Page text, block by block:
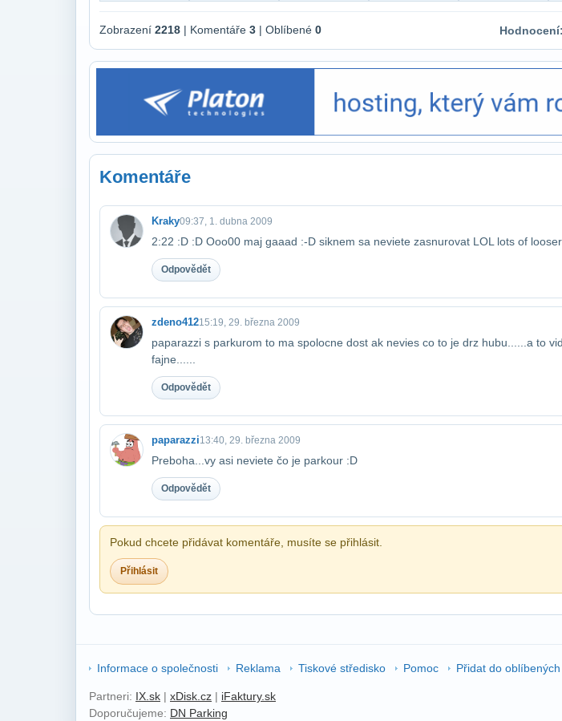
Zobrazení 2218 | Komentáře 3 | Oblíbené 0 Hodnocení:
Komentáře
Kraky09:37, 1. dubna 2009
2:22 :D :D Ooo00 maj gaaad :-D siknem sa neviete zasnurovat LOL lots of
Odpovědět
zdeno41215:19, 29. března 2009
paparazzi s parkurom to ma spolocne dost ak nevies co to je drz hubu......a to
fajne......
Odpovědět
paparazzi13:40, 29. března 2009
Preboha...vy asi neviete čo je parkour :D
Odpovědět
Pokud chcete přidávat komentáře, musíte se přihlásit.
Přihlásit
Informace o společnosti Reklama Tiskové středisko Pomoc Přidat do oblíbených
Partneri: IX.sk | xDisk.cz | iFaktury.sk
Doporučujeme: DN Parking